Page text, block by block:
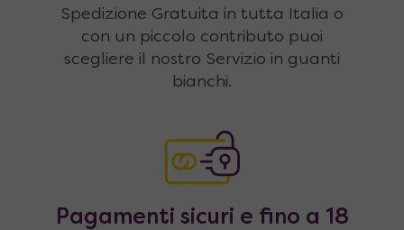
Spedizione Gratuita in tutta Italia o
con un piccolo contributo puoi
scegliere il nostro Servizio in guanti
bianchi.
Pagamenti sicuri e fino a 18